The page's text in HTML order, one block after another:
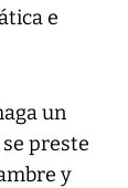
e
un
preste
y